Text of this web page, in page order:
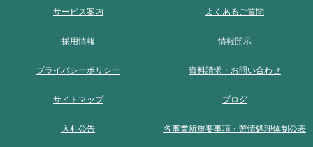
サービス案内 よくあるご質問
採用情報 情報開示
プライバシーポリシー 資料請求・お問い合わせ
サイトマップ ブログ
入札公告 各事業所重要事項・苦情処理体制公表